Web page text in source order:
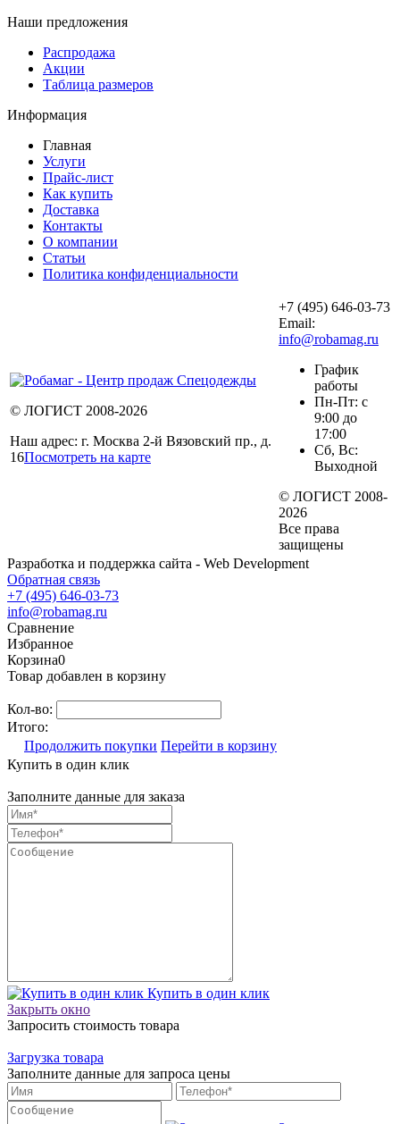
Наши предложения
Распродажа
Акции
Таблица размеров
Информация
Главная
Услуги
Прайс-лист
Как купить
Доставка
Контакты
О компании
Статьи
Политика конфиденциальности
© ЛОГИСТ 2008-2026
Наш адрес: г. Москва 2-й Вязовский пр., д.
16Посмотреть на карте
+7 (495) 646-03-73
Email:
info@robamag.ru
График
работы
Пн-Пт: с
9:00 до
17:00
Сб, Вс:
Выходной
© ЛОГИСТ 2008-
2026
Все права
защищены
Разработка и поддержка сайта - Web Development
Обратная связь
+7 (495) 646-03-73
info@robamag.ru
Сравнение
Избранное
Корзина0
Товар добавлен в корзину
Кол-во:
Итого:
Продолжить покупки Перейти в корзину
Купить в один клик
Заполните данные для заказа
Купить в один клик
Закрыть окно
Запросить стоимость товара
Загрузка товара
Заполните данные для запроса цены